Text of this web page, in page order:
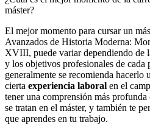
máster?
El mejor momento para cursar un
Avanzados de Historia Moderna:
XVIII, puede variar dependiendo de
y los objetivos profesionales de cada
generalmente se recomienda hacerlo
cierta experiencia laboral en el
tener una comprensión más
se tratan en el máster, y también te
que aprendes en tu trabajo.